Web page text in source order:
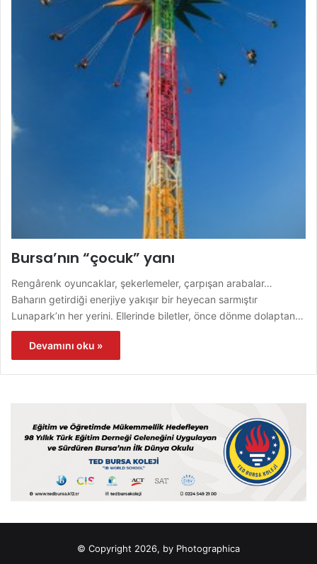
Bursa’nın “çocuk” yanı
Rengârenk oyuncaklar, şekerlemeler, çarpışan arabalar…
Baharın getirdiği enerjiye yakışır bir heyecan sarmıştır
Lunapark’ın her yerini. Ellerinde biletler, önce dönme dolaptan…
Devamını oku »
© Copyright 2026, by Photographica